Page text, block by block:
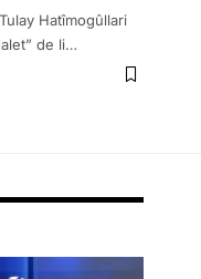
Hatîmogûllari
de li…